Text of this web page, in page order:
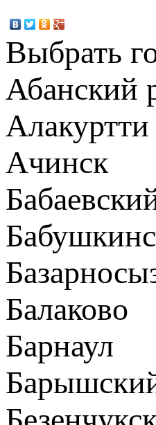
Выбрать
Абанский
Алакуртти
Ачинск
Балаково
Барнаул